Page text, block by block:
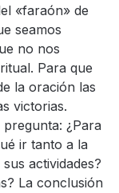
«faraón» de
seamos
no nos
Para que
la oración las
victorias.
¿Para
ir tanto a la
actividades?
La conclusión